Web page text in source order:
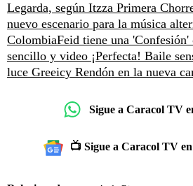
Legarda, según Itzza Primera
nuevo escenario para la música
ColombiaFeid tiene una 'Confesión'
sencillo y video ¡Perfecta! Baile
luce Greeicy Rendón en la nueva
Sigue a Caracol TV
📺 Sigue a Caracol TV